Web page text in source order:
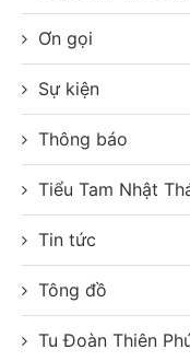
Ơn gọi
Sự kiện
Thông báo
Tiểu Tam Nhật
Tin tức
Tông đồ
Tu Đoàn Thiên